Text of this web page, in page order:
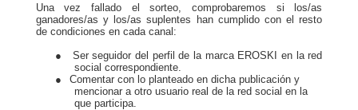
Una vez fallado el sorteo, comprobaremos si los/as
ganadores/as y los/as suplentes han cumplido con el resto
de condiciones en cada canal:
●
Ser seguidor del perfil de la marca EROSKI en la red
social correspondiente.
●
Comentar con lo planteado en dicha publicación y
mencionar a otro usuario real de la red social en la
que participa.